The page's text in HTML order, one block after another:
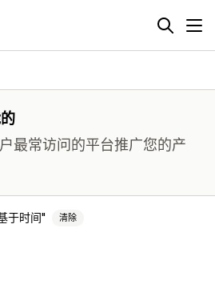
最常访问的平台推广您的产
于时间 清除